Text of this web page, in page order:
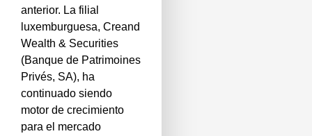
anterior. La filial
luxemburguesa, Creand
Wealth & Securities
(Banque de Patrimoines
Privés, SA), ha
continuado siendo
motor de crecimiento
para el mercado